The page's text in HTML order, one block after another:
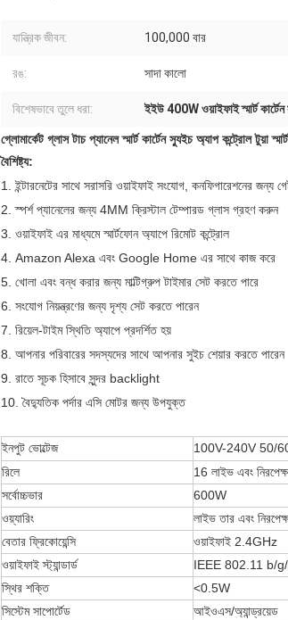
যান্ত্রিক জীবন: 100,000 বার
রঙ: সাদা কালো
বিশেষভাবে তুলে ধরা: ইইউ 400W ওয়াইফাই স্মার্ট
গ্লোমার্কেট গ্লাস টাচ প্যানেল স্মার্ট কার্টেন স্যুইচ অ্যাপ কন্ট্রোল টুয়া
বৈশিষ্ট্য:
1. ইন্টারনেটের সাথে সরাসরি ওয়াইফাই সংযোগ, কনফিগারেশনের জন্য
2. স্পর্শ প্যানেলের জন্য 4MM ক্রিস্টাল টেম্পারড গ্লাস গ্রহণ করুন
3. ওয়াইফাই এর মাধ্যমে স্মার্টফোন অ্যাপে রিমোট কন্ট্রোল
4. Amazon Alexa এবং Google Home এর সাথে কাজ করে
5. খোলা এবং বন্ধ করার জন্য মাল্টিগ্রুপ টাইমার সেট করতে পারে
6. সংযোগ নিয়ন্ত্রণের জন্য দৃশ্য সেট করতে পারেন
7. রিয়েল-টাইম স্থিতি অ্যাপে প্রদর্শিত হয়
8. আপনার পরিবারের সদস্যদের সাথে আপনার সুইচ শেয়ার করতে পারেন
9. রাতে সূচক হিসাবে সুন্দর backlight
10. বৈদ্যুতিক পর্দার এসি মোটর জন্য উপযুক্ত
ইনপুট ভোল্টেজ
100V-240V 50/
রিলে
16 লাইভ এবং
সর্বোচ্চভার
600W
ওয়্যারিং
লাইভ তার এবং
বেতার ফ্রিকোয়েন্সি
ওয়াইফাই 2.4GHz
ওয়াইফাই স্ট্যান্ডার্ড
IEEE 802.11 b/
স্থির শক্তি
<0.5W
সিস্টেম সাপোর্টেড
আইওএস/অ্যান্ড্রয়েড